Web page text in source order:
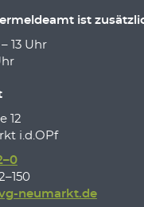
ist
– 13 Uhr
12
i.d.OPf
neumarkt.de